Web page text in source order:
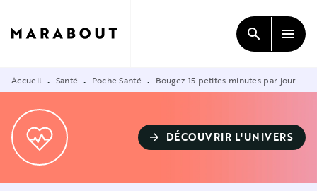
CONTENU
search menu
Accueil • Santé • Poche Santé • Bougez 15 petites minutes par jour
arrow_forward DÉCOUVRIR L'UNIVERS